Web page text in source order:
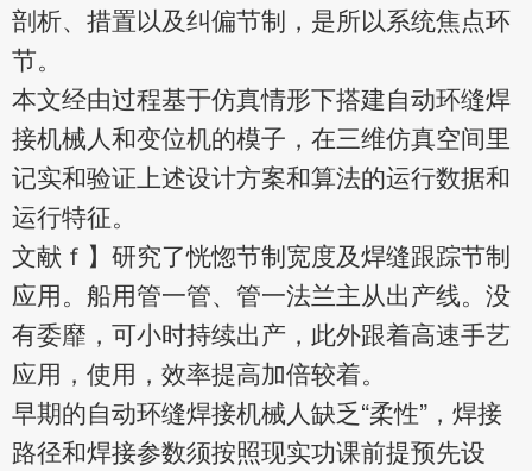
剖析、措置以及纠偏节制，是所以系统焦点环
节。
本文经由过程基于仿真情形下搭建自动环缝焊
接机械人和变位机的模子，在三维仿真空间里
记实和验证上述设计方案和算法的运行数据和
运行特征。
文献ｆ】研究了恍惚节制宽度及焊缝跟踪节制
应用。船用管一管、管一法兰主从出产线。没
有委靡， 可小时持续出产，此外跟着高速手艺
应用，使用，效率提高加倍较着。
早期的自动环缝焊接机械人缺乏“柔性”，焊接
路径和焊接参数须按照现实功课前提预先设